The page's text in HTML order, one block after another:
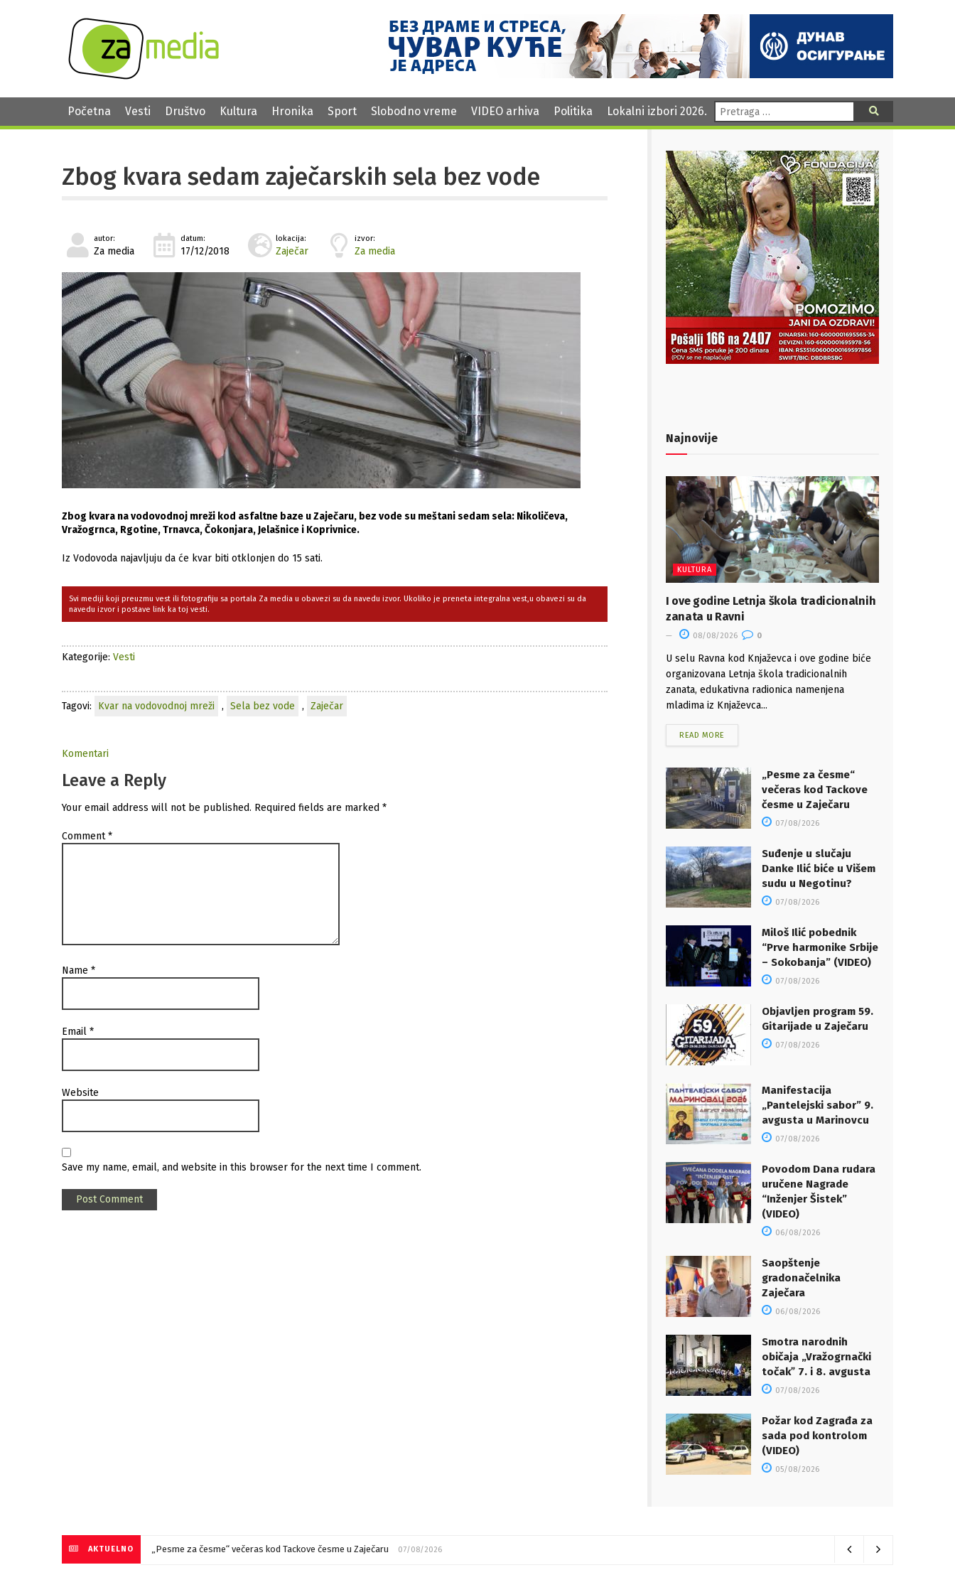
Početna Vesti Društvo Kultura Hronika Sport Slobodno vreme VIDEO arhiva Politika Lokalni izbori 2026. Pretraga:
Zbog kvara sedam zaječarskih sela bez vode
autor:
Za media
datum:
17/12/2018
lokacija:
Zaječar
izvor:
Za media
Zbog kvara na vodovodnoj mreži kod asfaltne baze u Zaječaru, bez vode su meštani sedam sela: Nikoličeva,
Vražogrnca, Rgotine, Trnavca, Čokonjara, Jelašnice i Koprivnice.
Iz Vodovoda najavljuju da će kvar biti otklonjen do 15 sati.
Svi mediji koji preuzmu vest ili fotografiju sa portala Za media u obavezi su da navedu izvor. Ukoliko je preneta integralna vest,u obavezi su da
navedu izvor i postave link ka toj vesti.
Kategorije: Vesti
Tagovi: Kvar na vodovodnoj mreži , Sela bez vode , Zaječar
Komentari
Leave a Reply
Your email address will not be published. Required fields are marked *
Comment*
Name *
Email *
Website
Save my name, email, and website in this browser for the next time I comment.
Najnovije
KULTURA
I ove godine Letnja škola tradicionalnih
zanata u Ravni
08/08/2026 0
U selu Ravna kod Knjaževca i ove godine biće
organizovana Letnja škola tradicionalnih
zanata, edukativna radionica namenjena
mladima iz Knjaževca...
READ MORE
„Pesme za česme“
večeras kod Tackove
česme u Zaječaru
07/08/2026
Suđenje u slučaju
Danke Ilić biće u Višem
sudu u Negotinu?
07/08/2026
Miloš Ilić pobednik
“Prve harmonike Srbije
– Sokobanja” (VIDEO)
07/08/2026
Objavljen program 59.
Gitarijade u Zaječaru
07/08/2026
Manifestacija
„Pantelejski sabor” 9.
avgusta u Marinovcu
07/08/2026
Povodom Dana rudara
uručene Nagrade
“Inženjer Šistek”
(VIDEO)
06/08/2026
Saopštenje
gradonačelnika
Zaječara
06/08/2026
Smotra narodnih
običaja „Vražogrnački
točakˮ 7. i 8. avgusta
07/08/2026
Požar kod Zagrađa za
sada pod kontrolom
(VIDEO)
05/08/2026
AKTUELNO „Pesme za česme“ večeras kod Tackove česme u Zaječaru 07/08/2026